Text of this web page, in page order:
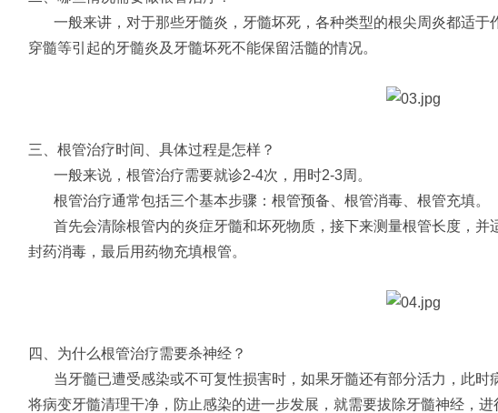
一般来讲，对于那些牙髓炎，牙髓坏死，各种类型的根尖周炎都适于
穿髓等引起的牙髓炎及牙髓坏死不能保留活髓的情况。
三、根管治疗时间、具体过程是怎样？
一般来说，根管治疗需要就诊2-4次，用时2-3周。
根管治疗通常包括三个基本步骤：根管预备、根管消毒、根管充填。
首先会清除根管内的炎症牙髓和坏死物质，接下来测量根管长度，
封药消毒，最后用药物充填根管。
四、为什么根管治疗需要杀神经？
当牙髓已遭受感染或不可复性损害时，如果牙髓还有部分活力，此
将病变牙髓清理干净，防止感染的进一步发展，就需要拔除牙髓神经，进